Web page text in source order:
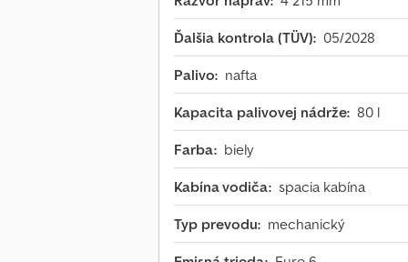
Ďalšia kontrola (TÜV): 05/2028
Palivo: nafta
Kapacita palivovej nádrže: 80 l
Farba: biely
Kabína vodiča: spacia kabína
Typ prevodu: mechanický